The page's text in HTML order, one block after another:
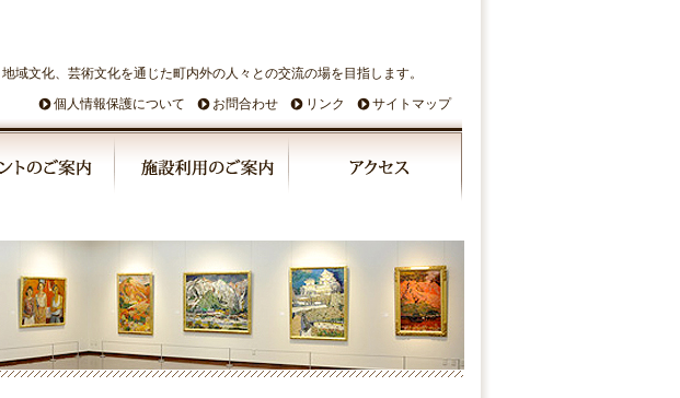
域文化、芸術文化を通じた町内外の人々との交流の場を目指します。
サイトマップ
リンク
お問合わせ
個人情報保護について